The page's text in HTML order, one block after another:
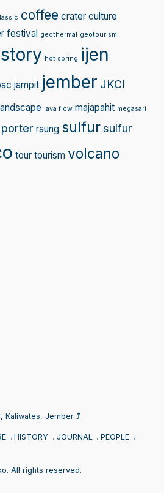
coffee crater culture
festival geothermal geotourism
hot spring ijen
jampit jember JKCI
landscape lava flow majapahit megasari
porter raung sulfursulfur
tour tourism volcano
Kaliwates, Jember ⤴
HISTORY JOURNAL
PEOPLE
All rights reserved.